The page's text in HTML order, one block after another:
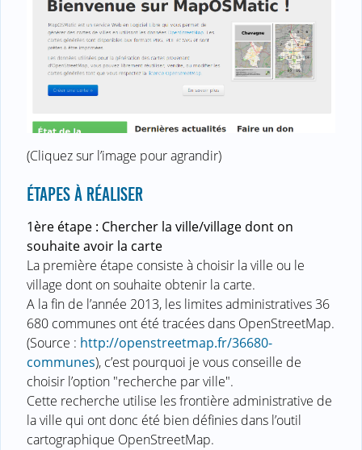
(Cliquez sur l’image pour agrandir)
ÉTAPES À RÉALISER
1ère étape : Chercher la ville/village dont on
souhaite avoir la carte
La première étape consiste à choisir la ville ou le
village dont on souhaite obtenir la carte.
A la fin de l’année 2013, les limites administratives 36
680 communes ont été tracées dans OpenStreetMap.
(Source : http://openstreetmap.fr/36680-
communes), c’est pourquoi je vous conseille de
choisir l’option "recherche par ville".
Cette recherche utilise les frontière administrative de
la ville qui ont donc été bien définies dans l’outil
cartographique OpenStreetMap.